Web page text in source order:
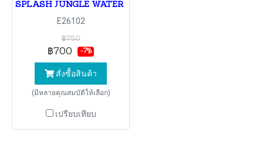
SPLASH JUNGLE WATER PARK (Full Day Ticket)
E26102
฿750
฿700 -7%
สั่งซื้อสินค้า
(มีหลายคุณสมบัติให้เลือก)
เปรียบเทียบ